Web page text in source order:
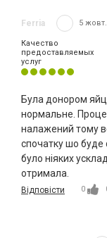
Ferria 5
Качество
предоставляемых
услуг
Була донором
нормальне.
налажений тому
спочатку шо буде
було ніяких
отримала.
Відповісти 0